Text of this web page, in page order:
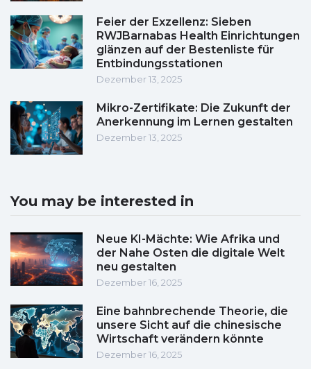
Feier der Exzellenz: Sieben
RWJBarnabas Health Einrichtungen
glänzen auf der Bestenliste für
Entbindungsstationen
Dezember 13, 2025
Mikro-Zertifikate: Die Zukunft der
Anerkennung im Lernen gestalten
Dezember 13, 2025
You may be interested in
Neue KI-Mächte: Wie Afrika und
der Nahe Osten die digitale Welt
neu gestalten
Dezember 16, 2025
Eine bahnbrechende Theorie, die
unsere Sicht auf die chinesische
Wirtschaft verändern könnte
Dezember 16, 2025